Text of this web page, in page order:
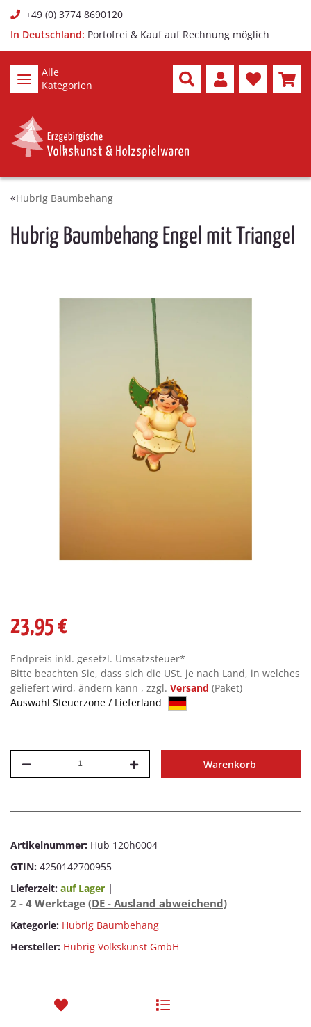
+49 (0) 3774 8690120
In Deutschland: Portofrei & Kauf auf Rechnung möglich
Alle
Kategorien
Hubrig Baumbehang
Hubrig Baumbehang Engel mit Triangel
23,95 €
Endpreis inkl. gesetzl. Umsatzsteuer*
Bitte beachten Sie, dass sich die USt. je nach Land, in welches
geliefert wird, ändern kann , zzgl. Versand (Paket)
Auswahl Steuerzone / Lieferland
Warenkorb
Artikelnummer: Hub 120h0004
GTIN: 4250142700955
Lieferzeit: auf Lager |
2 - 4 Werktage (DE - Ausland abweichend)
Kategorie: Hubrig Baumbehang
Hersteller: Hubrig Volkskunst GmbH